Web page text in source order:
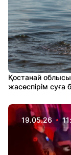
Қостанай
жасөспірім суға
19.05.26